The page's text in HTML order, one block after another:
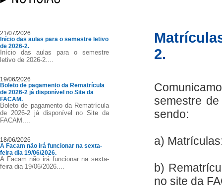
21/07/2026
Início das aulas para o semestre letivo
de 2026-2.
Início das aulas para o semestre
letivo de 2026-2....
19/06/2026
Boleto de pagamento da Rematrícula
de 2026-2 já disponível no Site da
FACAM.
Boleto de pagamento da Rematrícula
de 2026-2 já disponível no Site da
FACAM....
18/06/2026
A Facam não irá funcionar na sexta-
feira dia 19/06/2026.
A Facam não irá funcionar na sexta-
feira dia 19/06/2026....
2.
semestre
sendo:
a)
b)
no site da